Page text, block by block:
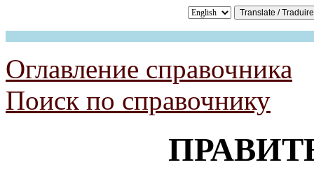
Оглавление справочника
Поиск по справочнику